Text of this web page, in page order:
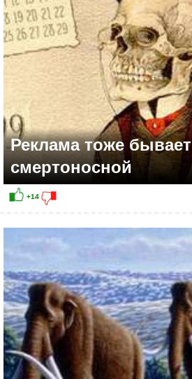
Реклама тоже бывает
смертоносной